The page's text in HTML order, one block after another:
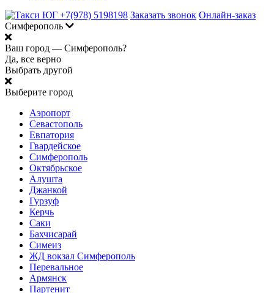
+7(978) 5198198 Заказать звонок Онлайн-заказ
Симферополь
Ваш город — Симферополь?
Да, все верно
Выбрать другой
Выберите город
Аэропорт
Севастополь
Евпатория
Гвардейское
Симферополь
Октябрьское
Алушта
Джанкой
Гурзуф
Керчь
Саки
Бахчисарай
Симеиз
ЖД вокзал Симферополь
Перевальное
Армянск
Партенит